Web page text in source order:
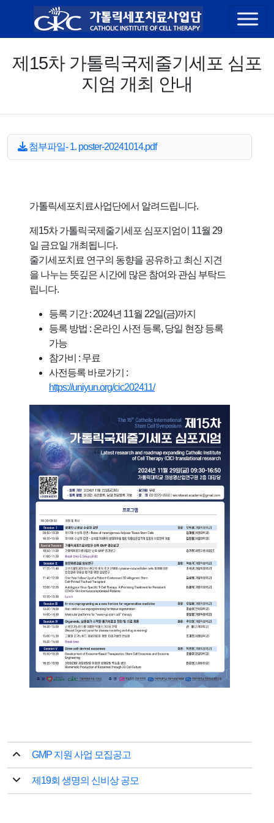
콘텐츠 바로가기
제15차 가톨릭국제줄기세포 심포
지엄 개최 안내
첨부파일- 1. poster-20241014.pdf
가톨릭세포치료사업단에서 알려드립니다.
제15차 가톨릭국제줄기세포 심포지엄이 11월 29
일 금요일 개최됩니다.
줄기세포치료 연구의 동향을 공유하고 최신 지견
을 나누는 뜻깊은 시간에 많은 참여와 관심 부탁드
립니다.
등록 기간 : 2024년 11월 22일(금)까지
등록 방법 : 온라인 사전 등록, 당일 현장 등록
가능
참가비 : 무료
사전등록 바로가기 :
https://uniyun.org/cic202411/
GMP 지원 사업 모집공고
제19회 생명의 신비상 공모